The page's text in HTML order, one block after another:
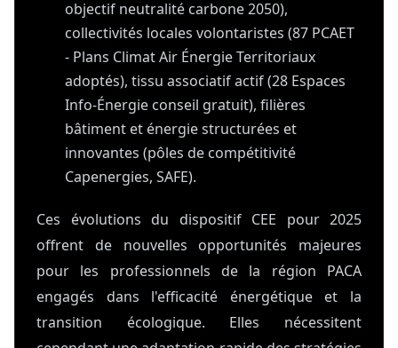
objectif neutralité carbone 2050),
collectivités locales volontaristes (87 PCAET
- Plans Climat Air Énergie Territoriaux
adoptés), tissu associatif actif (28 Espaces
Info-Énergie conseil gratuit), filières
bâtiment et énergie structurées et
innovantes (pôles de compétitivité
Capenergies, SAFE).
Ces évolutions du dispositif CEE pour 2025
offrent de nouvelles opportunités majeures
pour les professionnels de la région PACA
engagés dans l'efficacité énergétique et la
transition écologique. Elles nécessitent